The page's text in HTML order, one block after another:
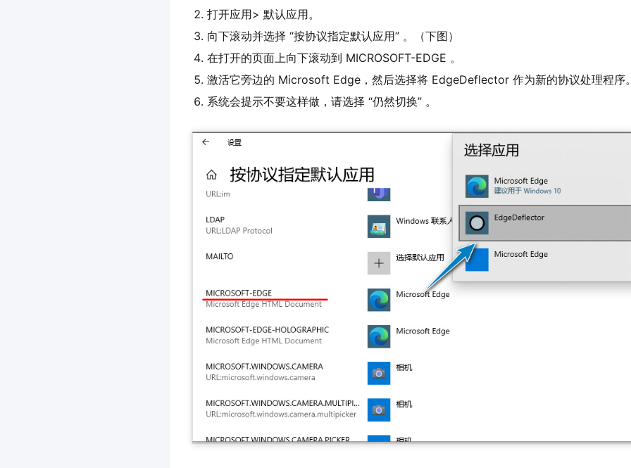
打开应用> 默认应用。
向下滚动并选择 “按协议指定默认应用” 。（下图）
在打开的页面上向下滚动到 MICROSOFT-EDGE 。
激活它旁边的 Microsoft Edge，然后选择将 EdgeDeflector 作为新的协议处理程序
系统会提示不要这样做，请选择 “仍然切换” 。